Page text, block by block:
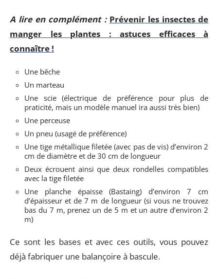
A lire en complément : Prévenir les insectes de
manger les plantes : astuces efficaces à
connaître !
Une bêche
Un marteau
Une scie (électrique de préférence pour plus de
praticité, mais un modèle manuel ira aussi très bien)
Une perceuse
Un pneu (usagé de préférence)
Une tige métallique filetée (avec pas de vis) d’environ 2
cm de diamètre et de 30 cm de longueur
Deux écrouent ainsi que deux rondelles compatibles
avec la tige filetée
Une planche épaisse (Bastaing) d’environ 7 cm
d’épaisseur et de 7 m de longueur (si vous ne trouvez
bas du 7 m, prenez un de 5 m et un autre d’environ 2
m)
Ce sont les bases et avec ces outils, vous pouvez
déjà fabriquer une balançoire à bascule.